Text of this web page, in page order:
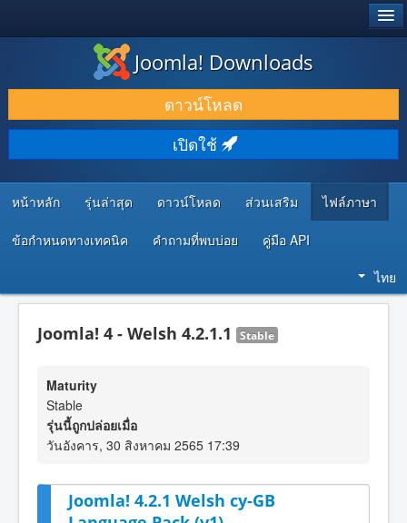
ดาวน์โหลด & ส่วนเสริม
ค้นคว้า & เรียนรู้
ชุมชน & สนับสนุน
ทรัพยากรสำหรับนักพัฒนา
Joomla! Downloads
ดาวน์โหลด
เปิดใช้
หน้าหลัก รุ่นล่าสุด ดาวน์โหลด ส่วนเสริม ไฟล์ภาษา
ข้อกำหนดทางเทคนิค คำถามที่พบบ่อย คู่มือ API
ไทย
Joomla! 4 - Welsh 4.2.1.1 Stable
Maturity
Stable
รุ่นนี้ถูกปล่อยเมื่อ
วันอังคาร, 30 สิงหาคม 2565 17:39
Joomla! 4.2.1 Welsh cy-GB